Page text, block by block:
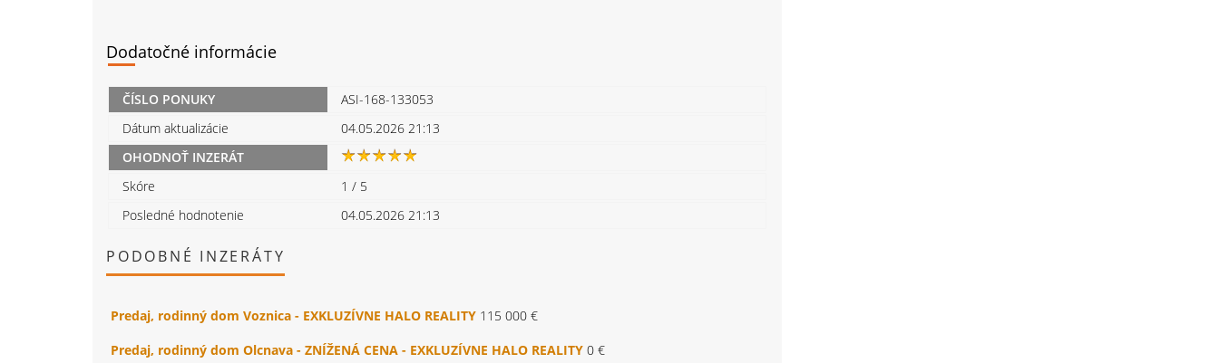
Dodatočné informácie
ČÍSLO PONUKY
ASI-168-133053
Dátum aktualizácie
04.05.2026 21:13
OHODNOŤ INZERÁT
Skóre
1 / 5
Posledné hodnotenie
04.05.2026 21:13
PODOBNÉ INZERÁTY
Predaj, rodinný dom Voznica - EXKLUZÍVNE HALO REALITY 115 000 €
Predaj, rodinný dom Olcnava - ZNÍŽENÁ CENA - EXKLUZÍVNE HALO REALITY 0 €